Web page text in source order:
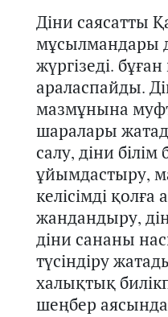
Діни саясатты
мұсылмандары
жүргізеді.
араласпайды.
мазмұнына
шаралары
салу, діни
ұйымдастыру,
келісімді қолға
жандандыру,
діни сананы
түсіндіру
халықтық
шеңбер